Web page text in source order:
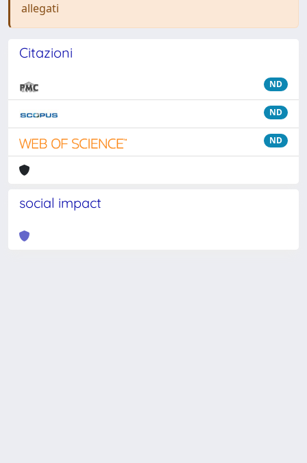
allegati
Citazioni
ND
ND
ND
social impact